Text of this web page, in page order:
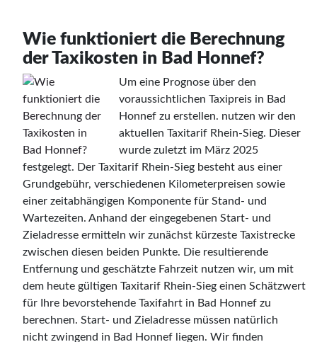
Wie funktioniert die Berechnung
der Taxikosten in Bad Honnef?
Um eine Prognose über den
voraussichtlichen Taxipreis in Bad
Honnef zu erstellen. nutzen wir den
aktuellen Taxitarif Rhein-Sieg. Dieser
wurde zuletzt im März 2025
festgelegt. Der Taxitarif Rhein-Sieg besteht aus einer
Grundgebühr, verschiedenen Kilometerpreisen sowie
einer zeitabhängigen Komponente für Stand- und
Wartezeiten. Anhand der eingegebenen Start- und
Zieladresse ermitteln wir zunächst kürzeste Taxistrecke
zwischen diesen beiden Punkte. Die resultierende
Entfernung und geschätzte Fahrzeit nutzen wir, um mit
dem heute gültigen Taxitarif Rhein-Sieg einen Schätzwert
für Ihre bevorstehende Taxifahrt in Bad Honnef zu
berechnen. Start- und Zieladresse müssen natürlich
nicht zwingend in Bad Honnef liegen. Wir finden